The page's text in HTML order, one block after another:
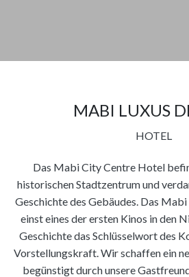
MABI LUXUS
HOTEL
Das Mabi City Centre Hotel
historischen Stadtzentrum und
Geschichte des Gebäudes. Das
einst eines der ersten Kinos in den
Geschichte das Schlüsselwort des
Vorstellungskraft. Wir schaffen ein
begünstigt durch unsere